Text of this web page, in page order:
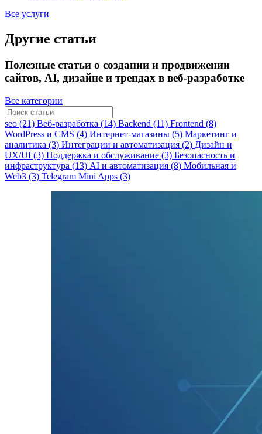
Все услуги
Другие статьи
Полезные статьи о создании и продвижении
сайтов, AI, дизайне и трендах в веб-разработке
Все категории
seo (21) Веб-разработка (14) Backend (11) Frontend (8)
WordPress и CMS (4) Интернет-магазины (5) Маркетинг и
аналитика (3) Интеграции и автоматизация (2) Дизайн и
UX/UI (3) Поддержка и обслуживание (3) Безопасность и
инфраструктура (13) AI и автоматизация (8) Мобильная и
Web3 (3) Telegram Mini Apps (3)